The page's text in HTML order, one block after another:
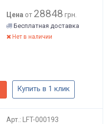
Цена от 28848 грн.
Бесплатная доставка
Нет в наличии
Купить в 1 клик
Арт.: LFT-000193